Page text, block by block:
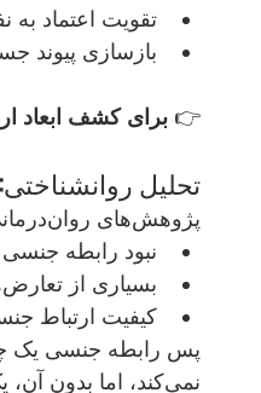
تقویت اعتماد به
بازسازی پیوند
👉 برای کشف ابعاد
تحلیل
پژوهش‌های روان‌درمانی جنسی (هلن کاپلان، مسترز و جانسون، استر پرل) نشان می‌دهد:
نبود رابطه
بسیاری از تعارض‌های حل‌نشده در رختخواب بروز می‌کنند
کیفیت ارتباط
نمی‌کند، اما بدون آن، یک بعد مهم از دست می‌رود.